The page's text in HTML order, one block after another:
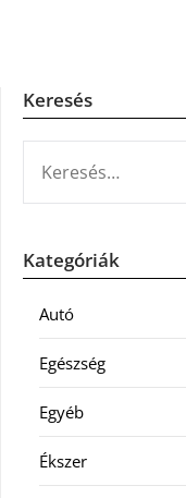
Keresés
Kategóriák
Autó
Egészség
Egyéb
Ékszer